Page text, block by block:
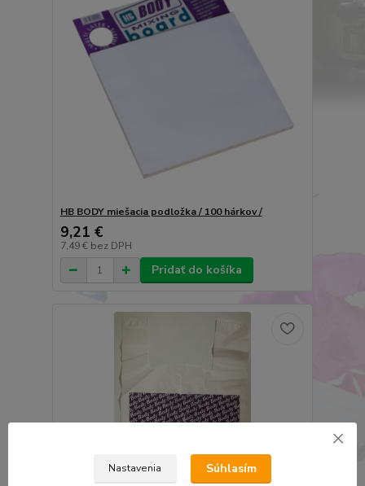
HB BODY miešacia podložka / 100 hárkov /
9,21 €
7,49 € bez DPH
Pridať do košíka
Nastavenia Súhlasím